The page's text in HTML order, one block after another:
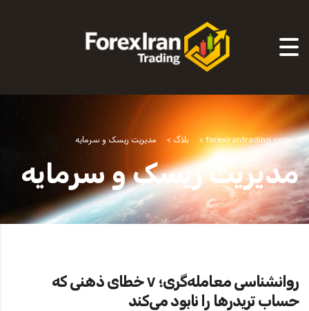
forexirantrading.com
> بلاگ > مدیریت ریسک و سرمایه
مدیریت ریسک و سرمایه
روانشناسی معامله‌گری؛ ۷ خطای ذهنی که
حساب تریدرها را نابود می‌کند